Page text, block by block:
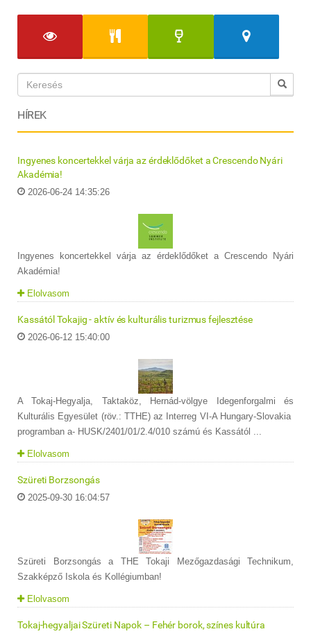
HÍREK
Ingyenes koncertekkel várja az érdeklődőket a Crescendo Nyári
Akadémia!
2026-06-24 14:35:26
Ingyenes koncertekkel várja az érdeklődőket a Crescendo Nyári
Akadémia!
Elolvasom
Kassától Tokajig - aktív és kulturális turizmus fejlesztése
2026-06-12 15:40:00
A Tokaj-Hegyalja, Taktaköz, Hernád-völgye Idegenforgalmi és
Kulturális Egyesület (röv.: TTHE) az Interreg VI-A Hungary-Slovakia
programban a- HUSK/2401/01/2.4/010 számú és Kassától ...
Elolvasom
Szüreti Borzsongás
2025-09-30 16:04:57
Szüreti Borzsongás a THE Tokaji Mezőgazdasági Technikum,
Szakképző Iskola és Kollégiumban!
Elolvasom
Tokaj-hegyaljai Szüreti Napok – Fehér borok, színes kultúra